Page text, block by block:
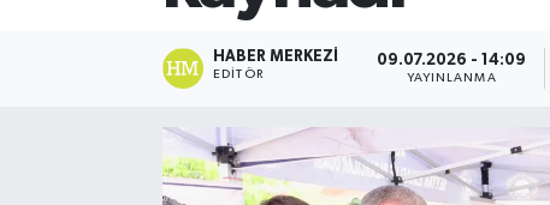
HABER MERKEZI
EDITÖR
09.07.2026 - 14:09
YAYINLANMA